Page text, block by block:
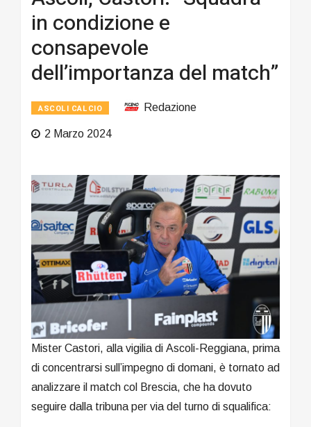
in condizione e
consapevole
dell’importanza del match”
ASCOLI CALCIO Redazione
2 Marzo 2024
Mister Castori, alla vigilia di Ascoli-Reggiana, prima
di concentrarsi sull’impegno di domani, è tornato ad
analizzare il match col Brescia, che ha dovuto
seguire dalla tribuna per via del turno di squalifica: